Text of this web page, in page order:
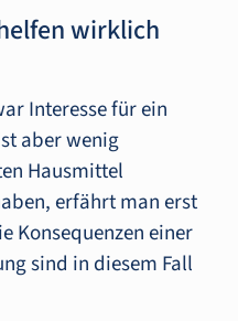
wirklich
Interesse für ein
aber wenig
Hausmittel
erfährt man erst
Konsequenzen einer
sind in diesem Fall